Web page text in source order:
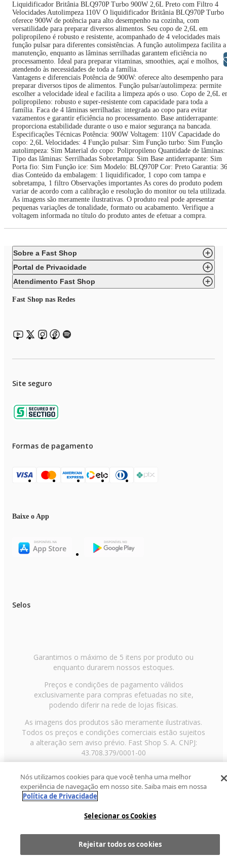
Liquidificador Britânia BLQ970P Turbo 900W 2,6L Preto com Filtro 4
Velocidades Autolimpeza 110V O liquidificador Britânia BLQ970P Turbo
oferece 900W de potência para alto desempenho na cozinha, com
versatilidade para preparar diversos alimentos. Seu copo de 2,6L em
polipropileno é robusto e resistente, acompanhado de 4 velocidades mais
função pulsar para diferentes consistências. A função autolimpeza facilita a
manutenção, enquanto as lâminas serrilhadas garantem eficiência no
processamento. Ideal para preparar vitaminas, smoothies, açaí e molhos,
atendendo às necessidades de toda a família.
Vantagens e diferenciais Potência de 900W: oferece alto desempenho para
preparar diversos tipos de alimentos. Função pulsar/autolimpeza: permite
escolher a velocidade ideal e facilita a limpeza após o uso. Copo de 2,6L
polipropileno: robusto e super-resistente com capacidade para toda a
família. Faca de 4 lâminas serrilhadas: integrada ao copo para evitar
vazamentos e garantir eficiência no processamento. Base antiderrapante:
proporciona estabilidade durante o uso e maior segurança na bancada.
Especificações Técnicas Potência: 900W Voltagem: 110V Capacidade do
copo: 2,6L Velocidades: 4 Função pulsar: Sim Função turbo: Sim Função
autolimpeza: Sim Material do copo: Polipropileno Quantidade de lâminas:
Tipo das lâminas: Serrilhadas Sobretampa: Sim Base antiderrapante: Sim
Porta fio: Sim Função ice: Sim Modelo: BLQ970P Cor: Preto Garantia:
dias Conteúdo da embalagem: 1 liquidificador, 1 copo com tampa e
sobretampa, 1 filtro Observações importantes As cores do produto podem
variar de acordo com a calibração e resolução do monitor ou tela utilizada.
As imagens são meramente ilustrativas. O produto real pode apresentar
pequenas variações de tonalidade, formato ou acabamento. Verifique a
voltagem informada no título do produto antes de efetuar a compra.
Sobre a Fast Shop
Portal de Privacidade
Atendimento Fast Shop
Fast Shop nas Redes
Site seguro
Formas de pagamento
Baixe o App
Selos
Garantimos o máximo de 5 itens por produto ou
enquanto durarem nossos estoques.
Preços e condições de pagamento válidos
exclusivamente para compras efetuadas no site,
podendo diferir na rede de lojas físicas.
As imagens dos produtos são meramente ilustrativas.
Todos os preços e condições comerciais estão sujeitos
a alteração sem aviso prévio. Fast Shop S. A. CNPJ:
43.708.379/0001-00
Paulo/SP, CEP 02029-001, Telefone: 11 3003-3728 ©
2013 Fast Shop - Todos os direitos reservadosRF
Nós utilizamos cookies para que você tenha uma melhor
experiência de navegação em nosso site. Saiba mais em nossa
Política de Privacidade
Selecionar os Cookies
Rejeitar todos os cookies
Libras